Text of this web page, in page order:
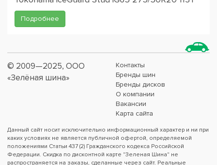
Подробнее
© 2009—2025, ООО
«Зелёная шина»
Контакты
Бренды шин
Бренды дисков
О компании
Вакансии
Карта сайта
Данный сайт носит исключительно информационный характер и ни при
каких условиях не является публичной офертой, определяемой
положениями Статьи 437 (2) Гражданского кодекса Российской
Федерации. Скидка по дисконтной карте "Зеленая Шина" не
распространяется на заказы, сделанные через сайт. Реальные